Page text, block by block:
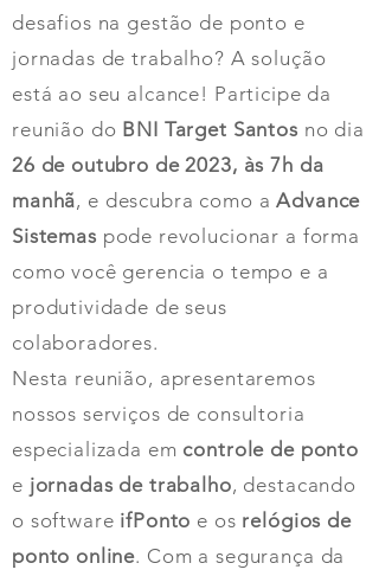
desafios na gestão de ponto e
jornadas de trabalho? A solução
está ao seu alcance! Participe da
reunião do BNI Target Santos no dia
26 de outubro de 2023, às 7h da
manhã, e descubra como aAdvance
Sistemas pode revolucionar a forma
como você gerencia o tempo e a
produtividade de seus
colaboradores.
Nesta reunião, apresentaremos
nossos serviços de consultoria
especializada em controle de ponto
e jornadas de trabalho, destacando
o software ifPonto e os relógios de
ponto online. Com a segurança da